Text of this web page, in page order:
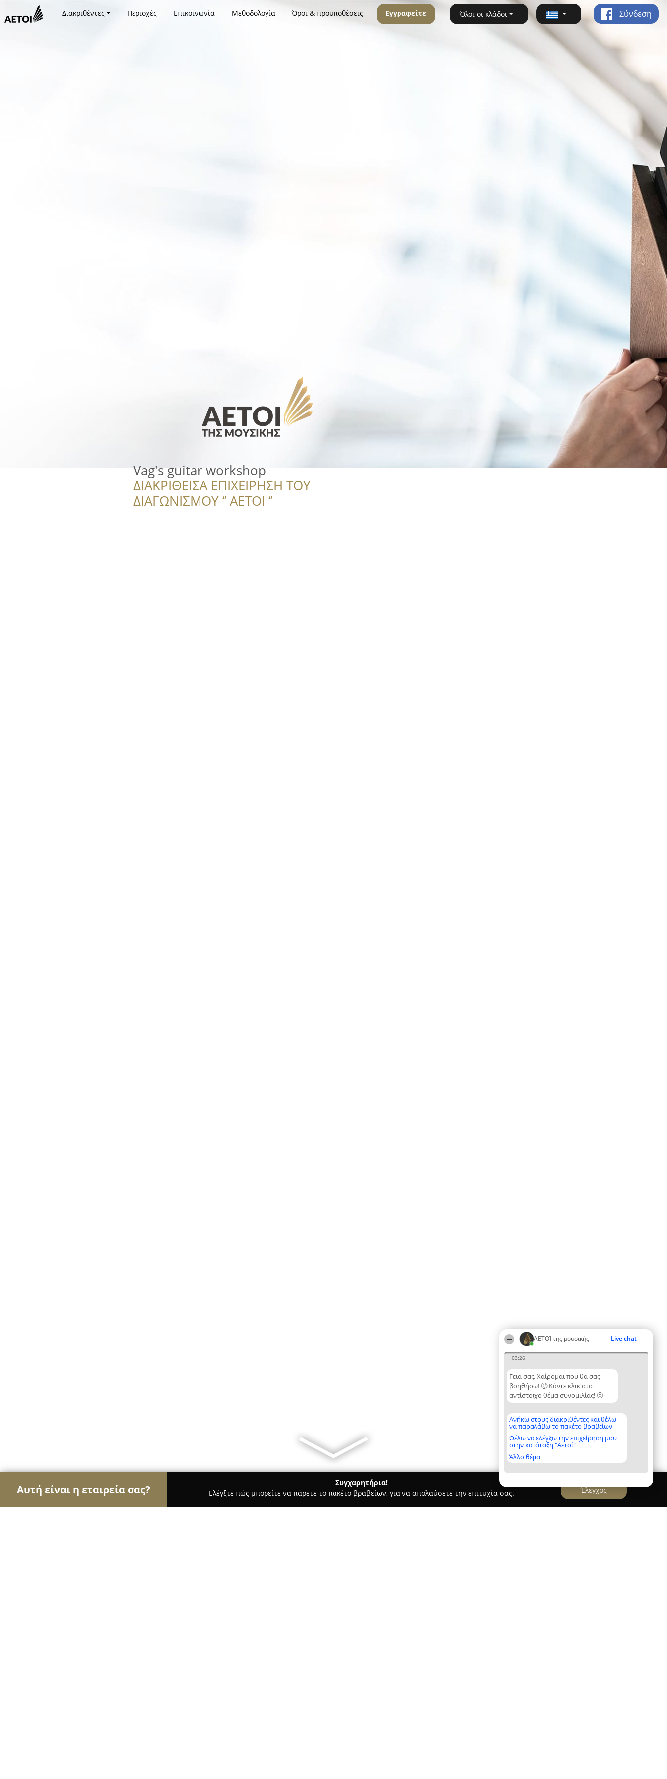
ΑΕΤΟΊ της μουσικής Live chat
03:26
Γεια σας. Χαίρομαι που θα σας
βοηθήσω! 🙂 Κάντε κλικ στο
αντίστοιχο θέμα συνομιλίας! 🙂
Ανήκω στους διακριθέντες και θέλω
να παραλάβω το πακέτο βραβείων
Θέλω να ελέγξω την επιχείρηση μου
στην κατάταξη "Αετοί"
Άλλο θέμα
Διακριθέντες Περιοχές Επικοινωνία Μεθοδολογία Όροι & προϋποθέσεις Εγγραφείτε Όλοι οι κλάδοι Σύνδεση
Vag's guitar workshop
ΔΙΑΚΡΙΘΕΙΣΑ ΕΠΙΧΕΙΡΗΣΗ ΤΟΥ
ΔΙΑΓΩΝΙΣΜΟΥ ‘’ ΑΕΤΟΙ ‘’
Αυτή είναι η εταιρεία σας?
Συγχαρητήρια!
Ελέγξτε πώς μπορείτε να πάρετε το πακέτο βραβείων, για να απολαύσετε την επιτυχία σας.
Έλεγχος